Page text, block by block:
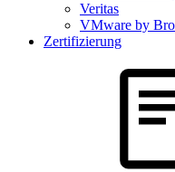
Veritas
VMware by
Zertifizierung